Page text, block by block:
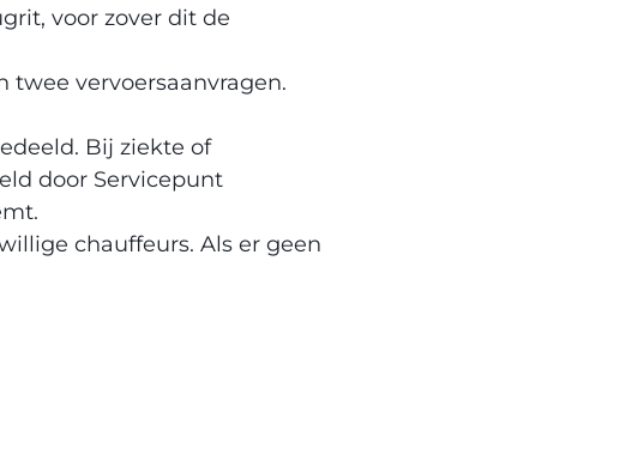
voor zover dit de
vervoersaanvragen.
Bij ziekte of
door Servicepunt
chauffeurs. Als er geen